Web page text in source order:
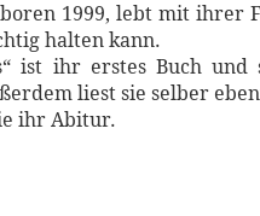
1999, lebt mit ihrer
halten kann.
ist ihr erstes Buch
liest sie selber
ihr Abitur.